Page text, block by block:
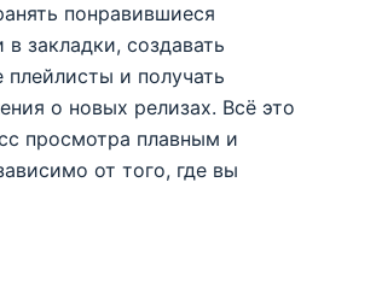
понравившиеся
закладки, создавать
плейлисты и получать
о новых релизах. Всё это
просмотра плавным и
от того, где вы